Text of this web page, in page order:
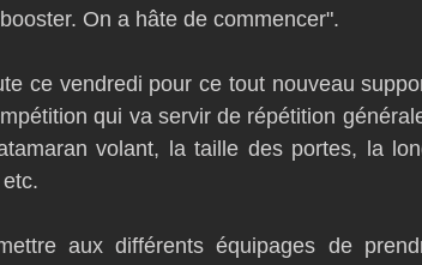
On a hâte de commencer".
ce vendredi pour ce tout nouveau
qui va servir de répétition
volant, la taille des portes, la
aux différents équipages de